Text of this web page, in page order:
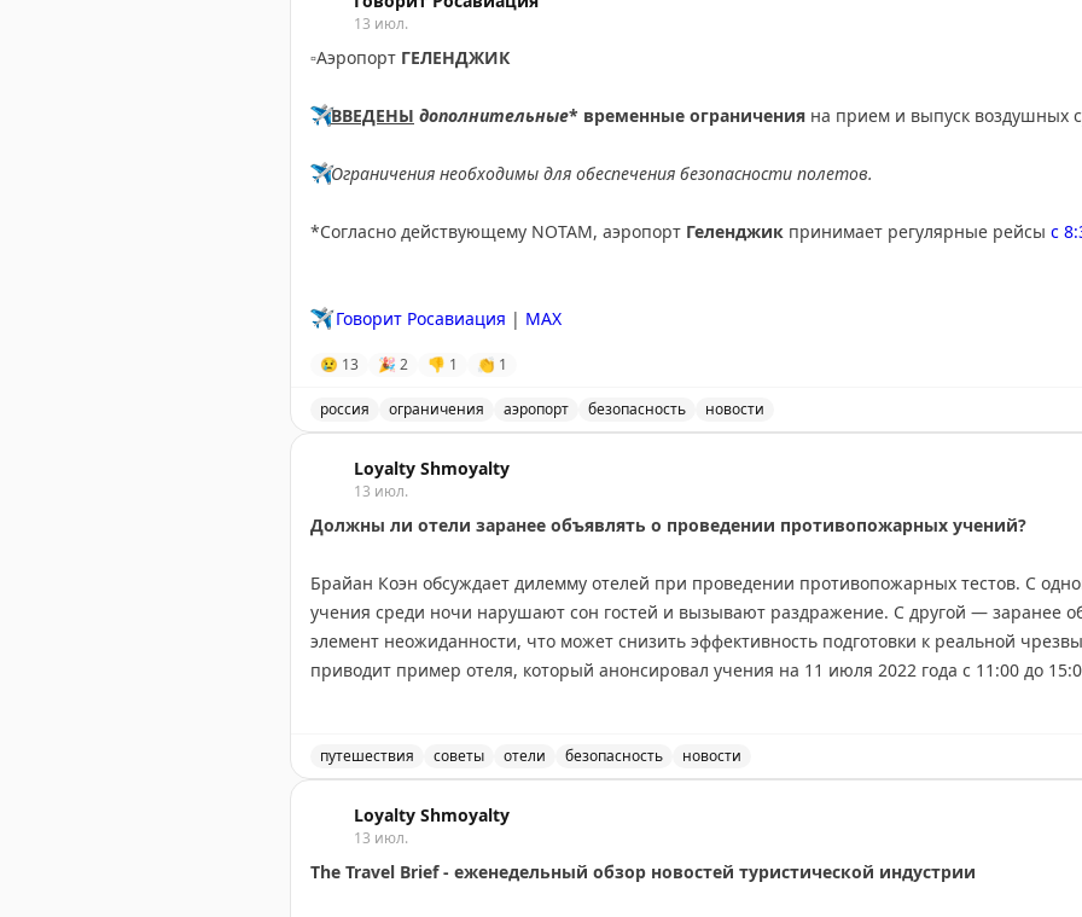
13 июл.
▫️Аэропорт ГЕЛЕНДЖИК
✈️ВВЕДЕНЫ дополнительные* временные ограничения на прием и выпуск воздушных
✈️Ограничения необходимы для обеспечения безопасности полетов.
*Согласно действующему NOTAM, аэропорт Геленджик принимает регулярные рейсы с
✈️ Говорит Росавиация | MAX
😢 13 🎉 2 👎 1 👏 1
россия ограничения аэропорт безопасность новости
Loyalty Shmoyalty
13 июл.
Должны ли отели заранее объявлять о проведении противопожарных учений?
Брайан Коэн обсуждает дилемму отелей при проведении противопожарных тестов. С
учения среди ночи нарушают сон гостей и вызывают раздражение. С другой — заранее
элемент неожиданности, что может снизить эффективность подготовки к реальной
приводит пример отеля, который анонсировал учения на 11 июля 2022 года с 11:00 до
ситуации. Вопрос остается открытым: как найти баланс между комфортом гостей и
реальной опасности?
The Gate with Brian Cohen
путешествия советы отели безопасность новости
Loyalty Shmoyalty
13 июл.
The Travel Brief - еженедельный обзор новостей туристической индустрии